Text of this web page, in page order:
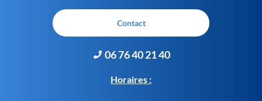
Contact
06 76 40 21 40
Horaires :